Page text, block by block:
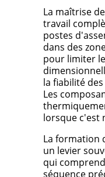
La maîtrise
travail
postes
dans des
pour limiter
la fiabilité
Les
lorsque c'est
La formation
un levier
qui
séquence